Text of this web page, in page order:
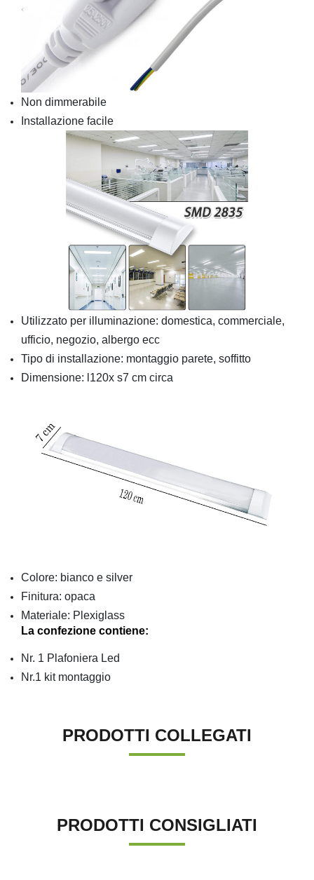
Non dimmerabile
Installazione facile
Utilizzato per illuminazione: domestica, commerciale,
ufficio, negozio, albergo ecc
Tipo di installazione: montaggio parete, soffitto
Dimensione: l120x s7 cm circa
Colore: bianco e silver
Finitura: opaca
Materiale: Plexiglass
La confezione contiene:
Nr. 1 Plafoniera Led
Nr.1 kit montaggio
PRODOTTI COLLEGATI
PRODOTTI CONSIGLIATI